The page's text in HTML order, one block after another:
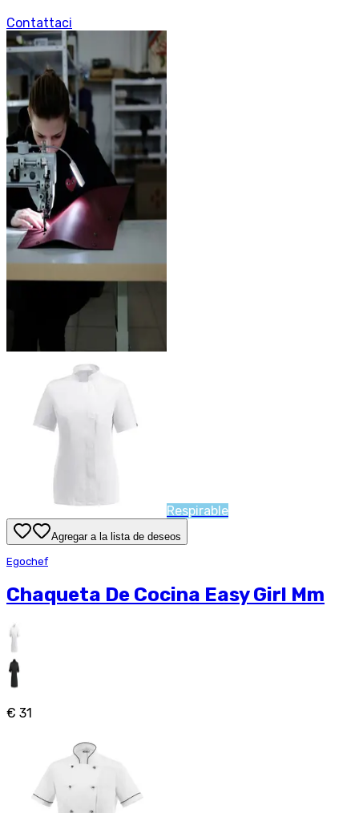
Contattaci
Respirable
Agregar a la lista de deseos
Egochef
Chaqueta De Cocina Easy Girl Mm
€ 31